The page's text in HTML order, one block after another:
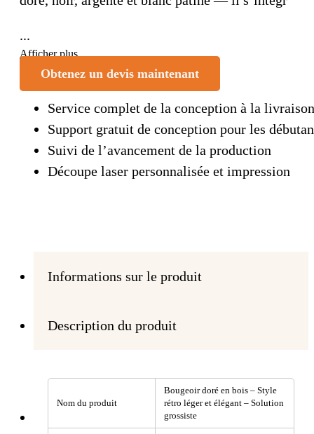
...
Afficher plus
Obtenez un devis maintenant
Service complet de la conception à la livraison
Support gratuit de conception pour les
Suivi de l’avancement de la production
Découpe laser personnalisée et impression
Informations sur le produit
Description du produit
Nom du produit
Bougeoir doré en bois – Style
rétro léger et élégant – Solution
grossiste